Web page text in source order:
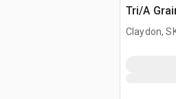
Tri/A
Claydon,